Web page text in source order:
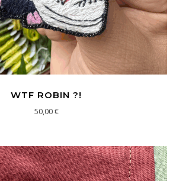
WTF ROBIN ?!
50,00€